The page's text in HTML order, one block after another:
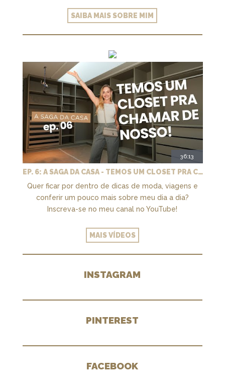
SAIBA MAIS SOBRE MIM
36:13
EP. 6: A SAGA DA CASA - TEMOS UM CLOSET PRA CHAMAR DE NOSSO + MARCENARIA E PAISAGISMO
Quer ficar por dentro de dicas de moda, viagens e
conferir um pouco mais sobre meu dia a dia?
Inscreva-se no meu canal no YouTube!
MAIS VÍDEOS
INSTAGRAM
PINTEREST
FACEBOOK